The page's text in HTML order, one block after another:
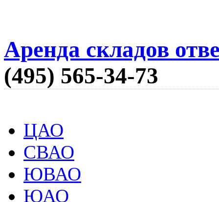
Аренда складов
(495) 565-34-73
ЦАО
СВАО
ЮВАО
ЮАО